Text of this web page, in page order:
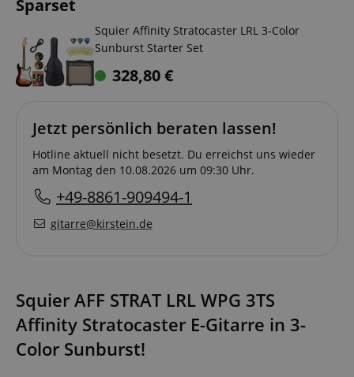
Sparset
Squier Affinity Stratocaster LRL 3-Color
Sunburst Starter Set
328,80€
Jetzt persönlich beraten lassen!
Hotline aktuell nicht besetzt. Du erreichst uns wieder
am Montag den 10.08.2026 um 09:30 Uhr.
+49-8861-909494-1
gitarre@kirstein.de
Squier AFF STRAT LRL WPG 3TS
Affinity Stratocaster E-Gitarre in 3-
Color Sunburst!